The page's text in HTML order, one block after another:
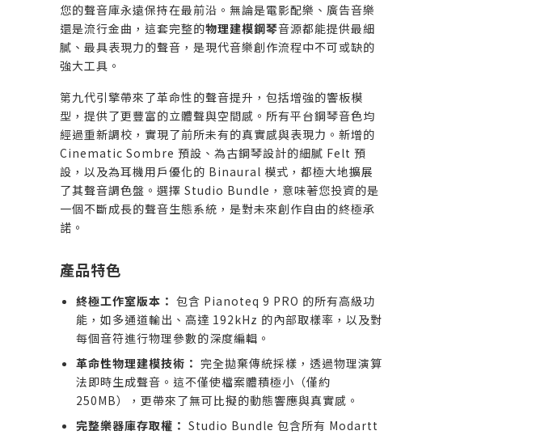
您的聲音庫永遠保持在最前沿。無論是電影配樂、廣告音樂
還是流行金曲，這套完整的物理建模鋼琴音源都能提供最細
膩、最具表現力的聲音，是現代音樂創作流程中不可或缺的
強大工具。
第九代引擎帶來了革命性的聲音提升，包括增強的響板模
型，提供了更豐富的立體聲與空間感。所有平台鋼琴音色均
經過重新調校，實現了前所未有的真實感與表現力。新增的
Cinematic Sombre 預設、為古鋼琴設計的細膩 Felt 預
設，以及為耳機用戶優化的 Binaural 模式，都極大地擴展
了其聲音調色盤。選擇 Studio Bundle，意味著您投資的是
一個不斷成長的聲音生態系統，是對未來創作自由的終極承
諾。
產品特色
終極工作室版本： 包含 Pianoteq 9 PRO 的所有高級功
能，如多通道輸出、高達 192kHz 的內部取樣率，以及對
每個音符進行物理參數的深度編輯。
革命性物理建模技術： 完全拋棄傳統採樣，透過物理演算
法即時生成聲音。這不僅使檔案體積極小（僅約
250MB），更帶來了無可比擬的動態響應與真實感。
完整樂器庫存取權： Studio Bundle 包含所有 Modartt